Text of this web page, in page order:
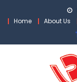
Home
About Us